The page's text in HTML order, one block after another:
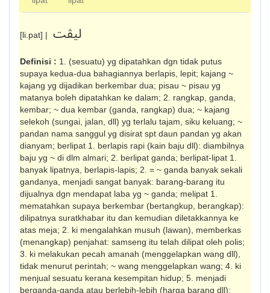
[li.pat] | ليڤت
Definisi : 1. (sesuatu) yg dipatahkan dgn tidak putus
supaya kedua-dua bahagiannya berlapis, lepit; kajang ~
kajang yg dijadikan berkembar dua; pisau ~ pisau yg
matanya boleh dipatahkan ke dalam; 2. rangkap, ganda,
kembar; ~ dua kembar (ganda, rangkap) dua; ~ kajang
selekoh (sungai, jalan, dll) yg terlalu tajam, siku keluang; ~
pandan nama sanggul yg disirat spt daun pandan yg akan
dianyam; berlipat 1. berlapis rapi (kain baju dll): diambilnya
baju yg ~ di dlm almari; 2. berlipat ganda; berlipat-lipat 1.
banyak lipatnya, berlapis­-lapis; 2. = ~ ganda banyak sekali
gandanya, menjadi sangat banyak: barang-barang itu
dijualnya dgn mendapat laba yg ~ ganda; melipat 1.
mematahkan supaya berkembar (bertangkup, berangkap):
dilipatnya suratkhabar itu dan kemudian diletakkannya ke
atas meja; 2. ki mengalahkan musuh (lawan), memberkas
(menangkap) penjahat: samseng itu telah dilipat oleh polis;
3. ki melakukan pecah amanah (menggelapkan wang dll),
tidak menurut perintah; ~ wang menggelapkan wang; 4. ki
menjual sesuatu kerana ke­sempitan hidup; 5. menjadi
berganda-ganda atau berlebih-lebih (harga barang dll):